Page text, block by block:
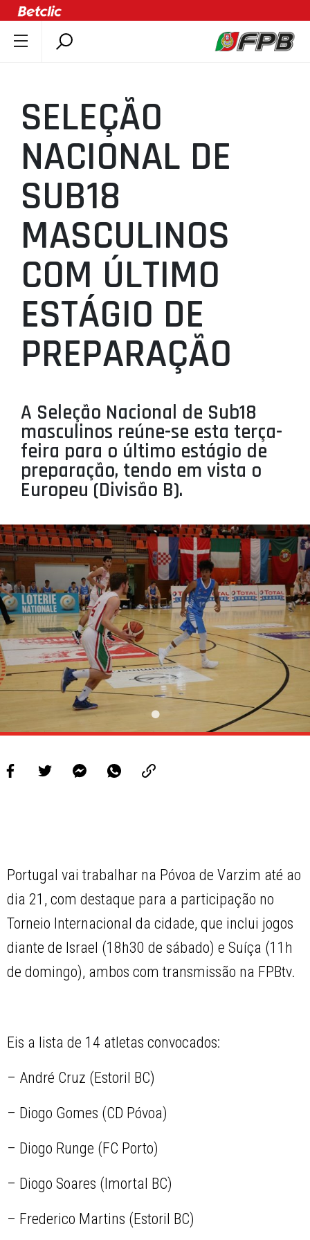
ÚLTIMAS
COMPETIÇÕES
ASSOCIAÇÕES
CLUBES
AGENTES
AGENDA
SELEÇÕES
MINIBASQUETE
ÁREA TÉCNICA
PROJETOS
LIGA BETCLIC MASCULINA
SELEÇÃO
NACIONAL DE
SUB18
MASCULINOS
COM ÚLTIMO
ESTÁGIO DE
PREPARAÇÃO
A Seleção Nacional de Sub18
masculinos reúne-se esta terça-
feira para o último estágio de
preparação, tendo em vista o
Europeu (Divisão B).
Portugal vai trabalhar na Póvoa de Varzim até ao
dia 21, com destaque para a participação no
Torneio Internacional da cidade, que inclui jogos
diante de Israel (18h30 de sábado) e Suíça (11h
de domingo), ambos com transmissão na FPBtv.
Eis a lista de 14 atletas convocados:
– André Cruz (Estoril BC)
– Diogo Gomes (CD Póvoa)
– Diogo Runge (FC Porto)
– Diogo Soares (Imortal BC)
– Frederico Martins (Estoril BC)